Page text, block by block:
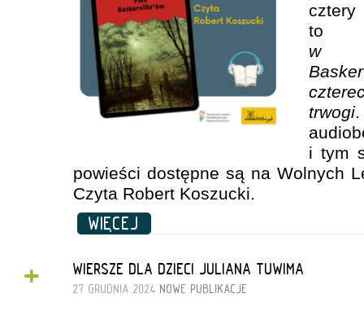
to
w
trwogi
i tym
powieści dostępne są na Wolnych
Czyta Robert Koszucki.
WIĘCEJ
+ WIERSZE DLA DZIECI JULIANA TUWIMA
27 GRUDNIA 2024 NOWE PUBLIKACJE